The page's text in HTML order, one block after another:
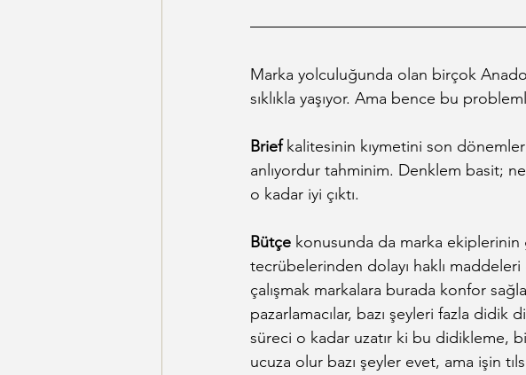
Marka yolculuğunda olan birçok
sıklıkla yaşıyor. Ama bence bu
Brief kalitesinin kıymetini son
anlıyordur tahminim. Denklem basit;
o kadar iyi çıktı.
Bütçe konusunda da marka ekiplerinin
tecrübelerinden dolayı haklı
çalışmak markalara burada konfor
pazarlamacılar, bazı şeyleri fazla didik
süreci o kadar uzatır ki bu didikleme,
ucuza olur bazı şeyler evet, ama işin